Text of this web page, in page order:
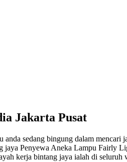
Jakarta Pusat
sedang bingung dalam
Penyewa Aneka Lampu Fairly
kerja bintang jaya ialah di